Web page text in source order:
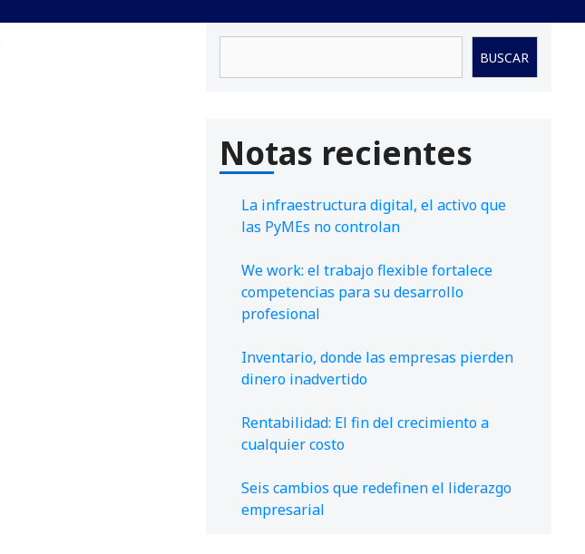
BUSCAR
Notas recientes
La infraestructura digital, el activo que
las PyMEs no controlan
We work: el trabajo flexible fortalece
competencias para su desarrollo
profesional
Inventario, donde las empresas pierden
dinero inadvertido
Rentabilidad: El fin del crecimiento a
cualquier costo
Seis cambios que redefinen el liderazgo
empresarial